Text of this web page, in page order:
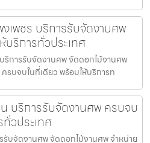
เพชร บริการรับจัดงานศพ
บริการทั่วประเทศ
ริการรับจัดงานศพ จัดดอกไม้งานศพ
รบจบในที่เดียว พร้อมให้บริการท
บริการรับจัดงานศพ ครบจบ
วประเทศ
บจัดงานศพ จัดดอกไม้งานศพ จำหน่าย